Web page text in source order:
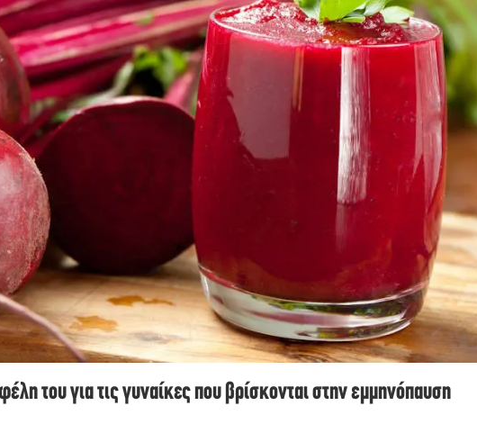
του για τις γυναίκες που βρίσκονται στην εμμηνόπαυση